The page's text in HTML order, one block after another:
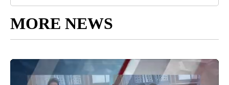
MORE NEWS